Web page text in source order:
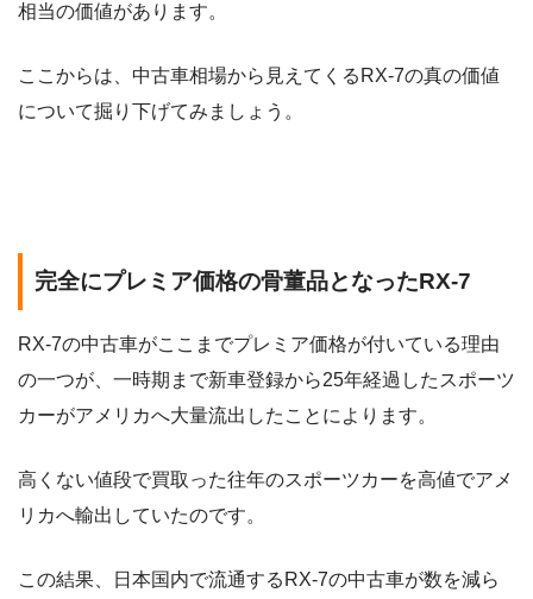
相当の価値があります。
ここからは、中古車相場から見えてくるRX-7の真の価値
について掘り下げてみましょう。
完全にプレミア価格の骨董品となったRX-7
RX-7の中古車がここまでプレミア価格が付いている理由
の一つが、一時期まで新車登録から25年経過したスポーツ
カーがアメリカへ大量流出したことによります。
高くない値段で買取った往年のスポーツカーを高値でアメ
リカへ輸出していたのです。
この結果、日本国内で流通するRX-7の中古車が数を減ら